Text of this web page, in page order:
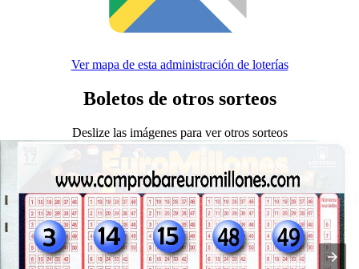
Ver mapa de esta administración de loterías
Boletos de otros sorteos
Deslize las imágenes para ver otros sorteos